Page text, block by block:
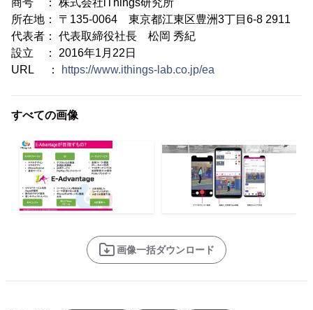
所在地： 〒135-0064 東京都江東区豊洲3丁目6-8 2911
代表者： 代表取締役社長 松岡 秀紀
設立 ： 2016年1月22日
URL ：
https://www.ithings-lab.co.jp/ea
すべての画像
画像一括ダウンロード